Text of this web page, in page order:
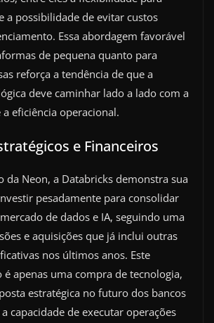
a possibilidade de evitar custos
Essa abordagem favorável
de pequena quanto para
reforça a tendência de que a
deve caminhar lado a lado com a
eficiência operacional.
e Financeiros
da Neon, a Databricks demonstra sua
pesadamente para consolidar
de dados e IA, seguindo uma
e aquisições que já inclui outras
nos últimos anos. Este
apenas uma compra de tecnologia,
estratégica no futuro dos bancos
capacidade de executar operações